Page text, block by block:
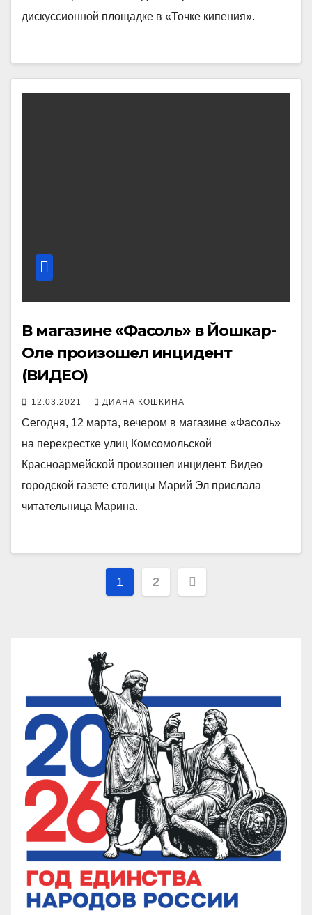
дискуссионной площадке в «Точке кипения».
В магазине «Фасоль» в Йошкар-
Оле произошел инцидент
(ВИДЕО)
12.03.2021 ДИАНА КОШКИНА
Сегодня, 12 марта, вечером в магазине «Фасоль»
на перекрестке улиц Комсомольской
Красноармейской произошел инцидент. Видео
городской газете столицы Марий Эл прислала
читательница Марина.
Пагинация
1 2